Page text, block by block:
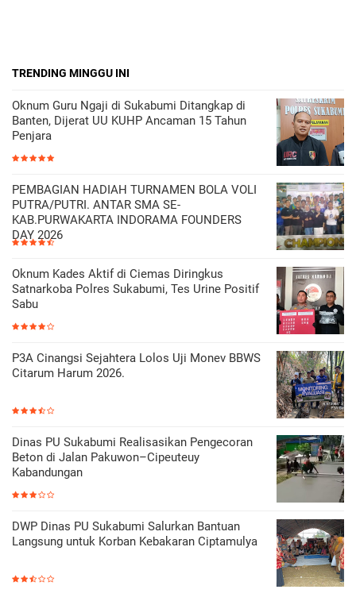
TRENDING MINGGU INI
Oknum Guru Ngaji di Sukabumi Ditangkap di
Banten, Dijerat UU KUHP Ancaman 15 Tahun
Penjara
PEMBAGIAN HADIAH TURNAMEN BOLA VOLI
PUTRA/PUTRI. ANTAR SMA SE-
KAB.PURWAKARTA INDORAMA FOUNDERS
DAY 2026
Oknum Kades Aktif di Ciemas Diringkus
Satnarkoba Polres Sukabumi, Tes Urine Positif
Sabu
P3A Cinangsi Sejahtera Lolos Uji Monev BBWS
Citarum Harum 2026.
Dinas PU Sukabumi Realisasikan Pengecoran
Beton di Jalan Pakuwon–Cipeuteuy
Kabandungan
DWP Dinas PU Sukabumi Salurkan Bantuan
Langsung untuk Korban Kebakaran Ciptamulya